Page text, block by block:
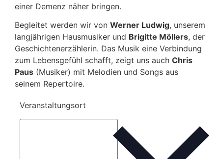
einer Demenz näher bringen.
Begleitet werden wir von Werner Ludwig, unserem
langjährigen Hausmusiker und Brigitte Möllers, der
Geschichtenerzählerin. Das Musik eine Verbindung
zum Lebensgefühl schafft, zeigt uns auch Chris
Paus (Musiker) mit Melodien und Songs aus
seinem Repertoire.
Veranstaltungsort